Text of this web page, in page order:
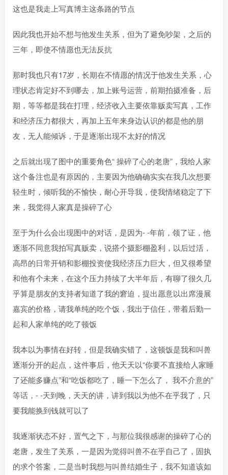
这也是我走上写真博主这条路的节点
因此我也开始不想与他发生关系，但为了避免吵架，之后的
三年，即使不情愿也无法反抗
那时我也只有17岁，长期在不情愿的情况于他发生关系，心
理状态肯定好不到哪去，加上账号运营，前期拍摄准备，后
期，等等都是我在打理，经济收入主要依靠贩卖写真，工作
和经济压力都很大，再加上五年来身边认识的都是他的朋
友，无人能倾诉，于是逐渐出现不太好的情况
之后就出现了图中的重要角色“ 操碎了心的老唐”，我给人家
这个备注也是有原因的，主要因为他确确实实在我几次想要
轻生时，倾听我的不愉快，耐心开导我，使我情绪稳定了下
来，我觉得人家真是操碎了心
至于为什么会出现图中的对话，是因为- -年前，领了证，他
逐渐不同意我拍写真贩卖，说搭个摄影棚盈利，以后过活，
高昂的日常开销和影棚投资使我经济压力巨大，但又很希望
和他有个未来，在这个压力持续了大半年后，有聊了很久几
乎算是朋友的支持者知道了我的窘迫，提出愿意以出席漫展
嘉宾的价格，请我单纯的吃个饭，我出于信任，带着后勤一
起和人家单纯的吃了顿饭
我本以为事情在好转，但是我确实错了，这顿饭是我和叫兽
逐渐分开的起点，这件事后，他天天以“你要不直接给人家睡
了还能多赚点”和“吃饭都吃了，睡一下怎么了， 我不介意的”
等话，- -天到晚，天天的讲，讲到我以为他不在乎我了，只
要我能换到钱就可以了
我逐渐状态不好，置气之下，与那位我很感谢的操碎了心的
老唐，发生了关系，一是因为觉得叫兽不在乎自己了，固执
的求个答案，二是当时我想与叫兽结婚生子，我不知道该如